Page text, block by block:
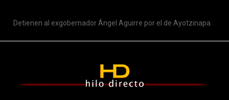
Detienen al exgobernador Ángel Aguirre por el de Ayotzinapa